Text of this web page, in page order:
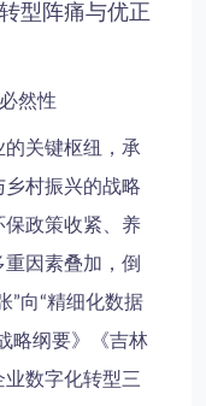
型阵痛与优正
然性
关键枢纽，承
村振兴的战略
保政策收紧、养
因素叠加，倒
”向“精细化数据
略纲要》《吉林
数字化转型三